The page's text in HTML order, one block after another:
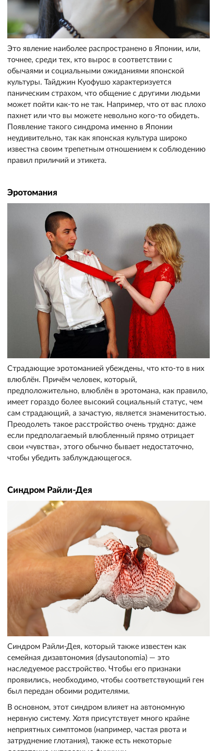
Это явление наиболее распространено в Японии, или,
точнее, среди тех, кто вырос в соответствии с
обычаями и социальными ожиданиями японской
культуры. Тайджин Куофушо характеризуется
паническим страхом, что общение с другими людьми
может пойти как-то не так. Например, что от вас плохо
пахнет или что вы можете невольно кого-то обидеть.
Появление такого синдрома именно в Японии
неудивительно, так как японская культура широко
известна своим трепетным отношением к соблюдению
правил приличий и этикета.
Эротомания
Страдающие эротоманией убеждены, что кто-то в них
влюблён. Причём человек, который,
предположительно, влюблён в эротомана, как правило,
имеет гораздо более высокий социальный статус, чем
сам страдающий, а зачастую, является знаменитостью.
Преодолеть такое расстройство очень трудно: даже
если предполагаемый влюбленный прямо отрицает
свои «чувства», этого обычно бывает недостаточно,
чтобы убедить заблуждающегося.
Cиндром Райли-Дея
Cиндром Райли-Дея, который также известен как
семейная дизавтономия (dysautonomia) — это
наследуемое расстройство. Чтобы его признаки
проявились, необходимо, чтобы соответствующий ген
был передан обоими родителями.
В основном, этот синдром влияет на автономную
нервную систему. Хотя присутствует много крайне
неприятных симптомов (например, частая рвота и
затруднение глотания), также есть некоторые